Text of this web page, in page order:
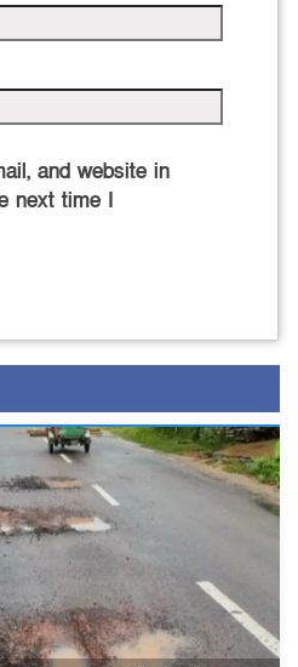
and website in
next time I